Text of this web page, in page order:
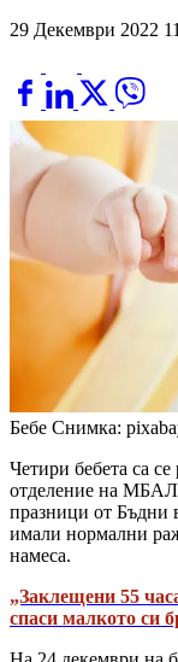
29 Декември 2022
Бебе Снимка:
Четири бебета са
отделение на
празници от Бъдни
имали нормални
намеса.
„Заклещени 55
спаси малкото си